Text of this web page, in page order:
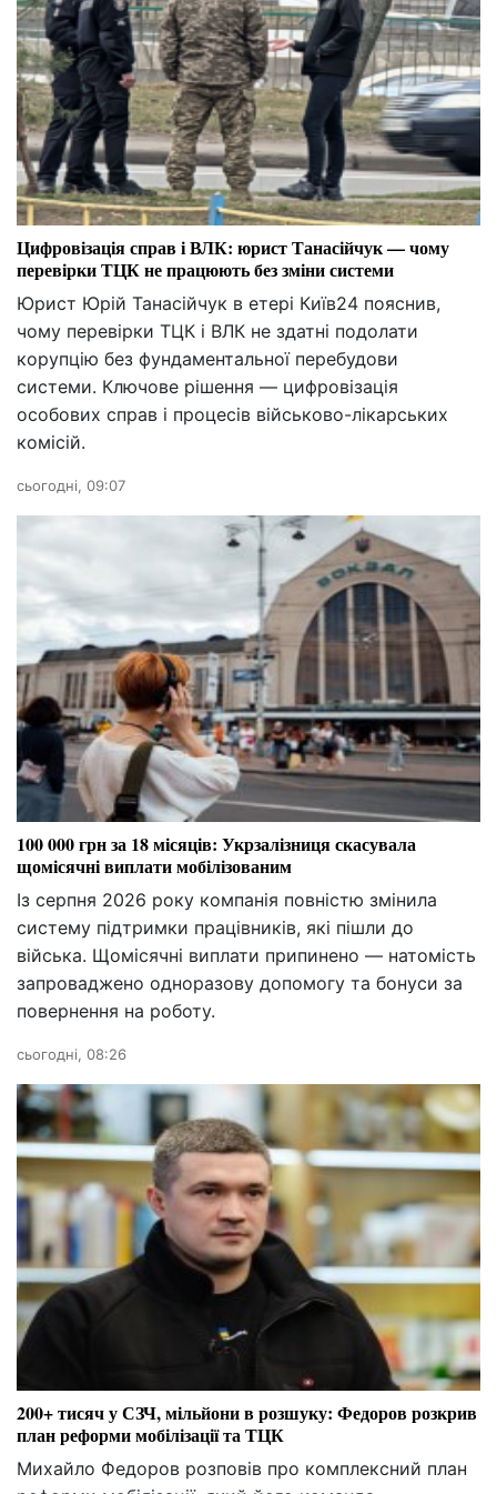
Цифровізація справ і ВЛК: юрист Танасійчук — чому
перевірки ТЦК не працюють без зміни системи
Юрист Юрій Танасійчук в етері Київ24 пояснив,
чому перевірки ТЦК і ВЛК не здатні подолати
корупцію без фундаментальної перебудови
системи. Ключове рішення — цифровізація
особових справ і процесів військово-лікарських
комісій.
сьогодні, 09:07
100 000 грн за 18 місяців: Укрзалізниця скасувала
щомісячні виплати мобілізованим
Із серпня 2026 року компанія повністю змінила
систему підтримки працівників, які пішли до
війська. Щомісячні виплати припинено — натомість
запроваджено одноразову допомогу та бонуси за
повернення на роботу.
сьогодні, 08:26
200+ тисяч у СЗЧ, мільйони в розшуку: Федоров розкрив
план реформи мобілізації та ТЦК
Михайло Федоров розповів про комплексний план